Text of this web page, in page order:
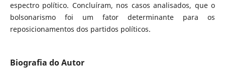
espectro político. Concluíram, nos casos analisados, que o
bolsonarismo foi um fator determinante para os
reposicionamentos dos partidos políticos.
Biografia do Autor